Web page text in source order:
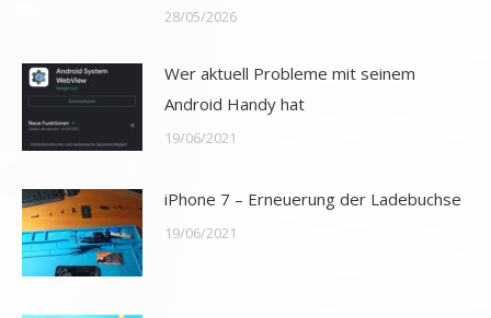
28/05/2026
Wer aktuell Probleme mit seinem
Android Handy hat
19/06/2021
iPhone 7 – Erneuerung der Ladebuchse
19/06/2021